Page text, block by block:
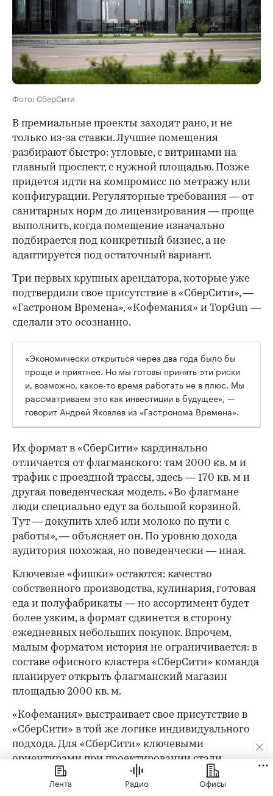
Фото: СберСити
В премиальные проекты заходят рано, и не
только из-за ставки. Лучшие помещения
разбирают быстро: угловые, с витринами на
главный проспект, с нужной площадью. Позже
придется идти на компромисс по метражу или
конфигурации. Регуляторные требования — от
санитарных норм до лицензирования — проще
выполнить, когда помещение изначально
подбирается под конкретный бизнес, а не
адаптируется под остаточный вариант.
Три первых крупных арендатора, которые уже
подтвердили свое присутствие в «СберСити», —
«Гастроном Времена», «Кофемания» и TopGun —
сделали это осознанно.
«Экономически открыться через два года было бы
проще и приятнее. Но мы готовы принять эти риски
и, возможно, какое-то время работать не в плюс. Мы
рассматриваем это как инвестиции в будущее», —
говорит Андрей Яковлев из «Гастронома Времена».
Их формат в «СберСити» кардинально
отличается от флагманского: там 2000 кв. м и
трафик с проездной трассы, здесь — 170 кв. м и
другая поведенческая модель. «Во флагмане
люди специально едут за большой корзиной.
Тут — докупить хлеб или молоко по пути с
работы», — объясняет он. По уровню дохода
аудитория похожая, но поведенчески — иная.
Ключевые «фишки» остаются: качество
собственного производства, кулинария, готовая
еда и полуфабрикаты — но ассортимент будет
более узким, а формат сдвинется в сторону
ежедневных небольших покупок. Впрочем,
малым форматом история не ограничивается: в
составе офисного кластера «СберСити» команда
планирует открыть флагманский магазин
площадью 2000 кв. м.
«Кофемания» выстраивает свое присутствие в
«СберСити» в той же логике индивидуального
подхода. Для «СберСити» ключевыми
ориентирами при проектировании стали
технологичность решений, функциональность и
лаконичность форм. «В данный момент мы
Лента Радио Офисы